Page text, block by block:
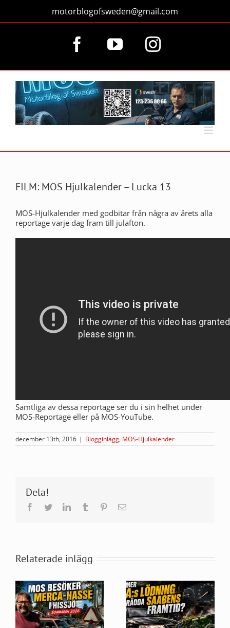
innehållet
motorblogofsweden@gmail.com
FacebookYouTubeInstagram
FILM: MOS Hjulkalender – Lucka 13
MOS-Hjulkalender med godbitar från några av årets alla
reportage varje dag fram till julafton.
Samtliga av dessa reportage ser du i sin helhet under
MOS-Reportage eller på MOS-YouTube.
december 13th, 2016 | Blogginlägg, MOS-Hjulkalender
Dela!
Facebook
TwitterLinkedInTumblr Pinterest
E-
Relaterade inlägg